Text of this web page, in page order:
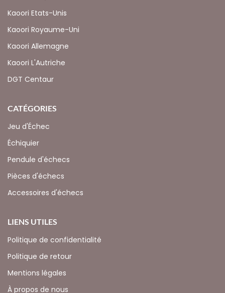
Kaoori Etats-Unis
Kaoori Royaume-Uni
Kaoori Allemagne
Kaoori L'Autriche
DGT Centaur
CATÉGORIES
Jeu d'Échec
Échiquier
Pendule d'échecs
Pièces d'échecs
Accessoires d'échecs
LIENS UTILES
Politique de confidentialité
Politique de retour
Mentions légales
À propos de nous